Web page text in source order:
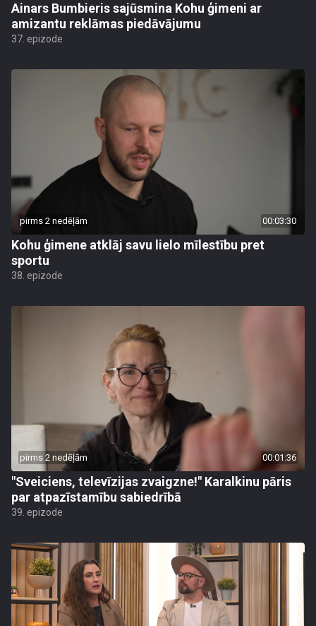
Ainars Bumbieris sajūsmina Kohu ģimeni ar
amizantu reklāmas piedāvājumu
37. epizode
pirms 2 nedēļām 00:03:30
Kohu ģimene atklāj savu lielo mīlestību pret
sportu
38. epizode
pirms 2 nedēļām 00:01:36
"Sveiciens, televīzijas zvaigzne!" Karalkinu pāris
par atpazīstamību sabiedrībā
39. epizode